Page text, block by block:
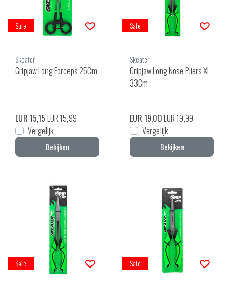
Sale
Skeater
Gripjaw Long Forceps 25Cm
EUR 15,15EUR 15,99
Vergelijk
Bekijken
Sale
Skeater
Gripjaw Long Nose Pliers XL
33Cm
EUR 19,00EUR 19,99
Vergelijk
Bekijken
Sale Sale